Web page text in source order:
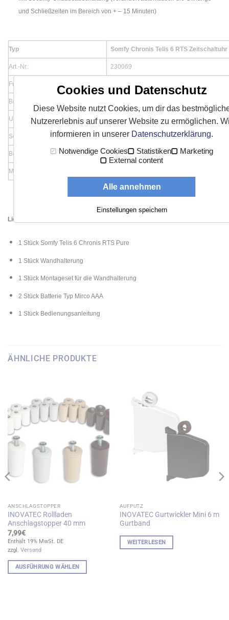
und Schließzeiten im Bereich von + – 15 Minuten)
Typ Somfy Chronis Telis 6 RTS Zeitschaltuhr
Art.-Nr.: 230069
Funkfrequenz 433,42 MHz
Betriebstemperatur
Umgebungsbedingungen trockene Wohnräume
Schutzart Gehäuse IP 30
Betribesspannung 2 x 1,5V (Batterie Typ Micro AAA)
Maße Handsender
Lieferumfang:
1 Stück Somfy Telis 6 Chronis RTS Pure
1 Stück Wandhalterung
1 Stück Montageset für die Wandhalterung
2 Stück Batterie Typ Mirco AAA
1 Stück Bedienungsanleitung
ÄHNLICHE PRODUKTE
ANSCHLAGSTOPPER
INOVATEC Rollladen
Anschlagstopper 40 mm
7,99€
Enthält 19% MwSt. DE
zzgl. Versand
AUSFÜHRUNG WÄHLEN
AUFPUTZ
INOVATEC Gurtwickler Mini 6 m
Gurtband
WEITERLESEN
Cookies und Datenschutz
Diese Website nutzt Cookies, um dir das
Nutzererlebnis auf unserer Website zu ermöglichen.
informieren in unserer Datenschutzerklärung.
Notwendige Cookies
Statistiken
Marketing
External content
Alle annehmen
Einstellungen speichern